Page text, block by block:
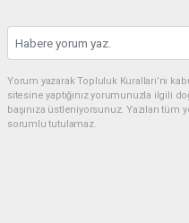
Yorum yazarak Topluluk Kuralları’nı
sitesine yaptığınız yorumunuzla ilgili
başınıza üstleniyorsunuz. Yazılan
sorumlu tutulamaz.